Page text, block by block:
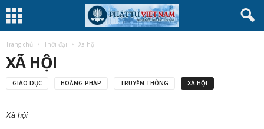
Trang chủ Thời đại Xã hội
XÃ HỘI
GIÁO DỤC HOẰNG PHÁP TRUYỀN THÔNG XÃ HỘI
Xã hội
"Nhất phá sơn lâm"